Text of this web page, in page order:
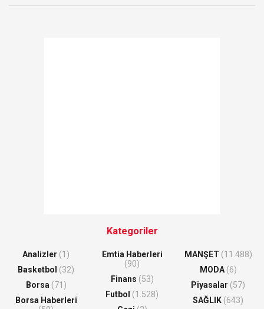
Kategoriler
Analizler (1)
Basketbol (32)
Borsa (71)
Borsa Haberleri
Emtia Haberleri
(90)
Finans (53)
Futbol (1.528)
MANŞET (11.488)
MODA(6)
Piyasalar (57)
SAĞLIK (643)